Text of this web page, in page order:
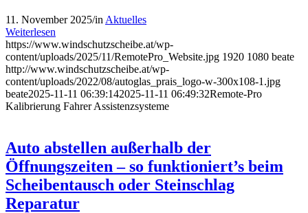
11. November 2025/in Aktuelles
Weiterlesen
https://www.windschutzscheibe.at/wp-
content/uploads/2025/11/RemotePro_Website.jpg 1920 1080 beate
http://www.windschutzscheibe.at/wp-
content/uploads/2022/08/autoglas_prais_logo-w-300x108-1.jpg
beate2025-11-11 06:39:142025-11-11 06:49:32Remote-Pro
Kalibrierung Fahrer Assistenzsysteme
Auto abstellen außerhalb der
Öffnungszeiten – so funktioniert’s beim
Scheibentausch oder Steinschlag
Reparatur